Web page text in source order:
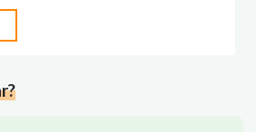
pajareo
Villafáfila"